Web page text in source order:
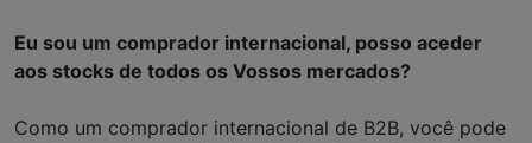
Eu sou um comprador internacional, posso aceder
aos stocks de todos os Vossos mercados?
Como um comprador internacional de B2B, você pode